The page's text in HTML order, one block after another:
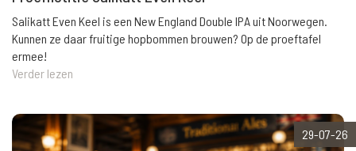
Salikatt Even Keel is een New England Double IPA uit Noorwegen.
Kunnen ze daar fruitige hopbommen brouwen? Op de proeftafel
ermee!
Verder lezen
29-07-26